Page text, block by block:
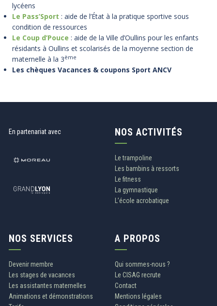
lycéens
Le Pass’Sport : aide de l’État à la pratique sportive sous
condition de ressources
Le Coup d’Pouce : aide de la Ville d’Oullins pour les enfants
résidants à Oullins et scolarisés de la moyenne section de
maternelle à la 3ème
Les chèques Vacances & coupons Sport ANCV
En partenariat avec NOS ACTIVITÉS
Le trampoline
Les bambins à ressorts
Le fitness
La gymnastique
L’école acrobatique
NOS SERVICES
Devenir membre
Les stages de vacances
Les assistantes maternelles
Animations et démonstrations
A PROPOS
Qui sommes-nous ?
Le CISAG recrute
Contact
Mentions légales